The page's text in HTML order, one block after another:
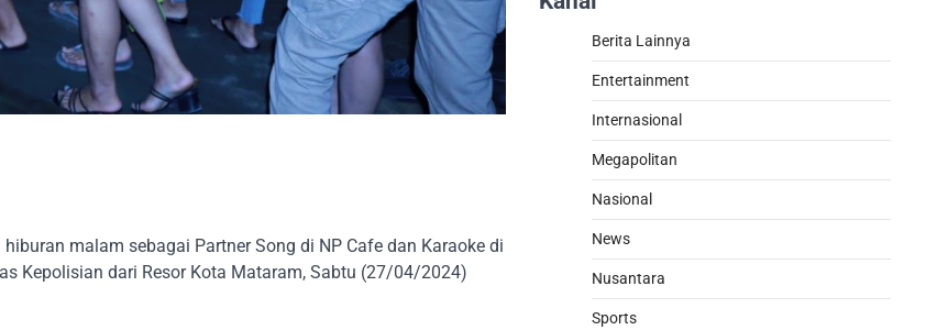
malam sebagai Partner Song di NP Cafe dan Karaoke di
Kepolisian dari Resor Kota Mataram, Sabtu (27/04/2024)
Berita Lainnya
Entertainment
Internasional
Megapolitan
Nasional
News
Nusantara
Sports